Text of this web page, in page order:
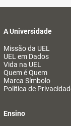
A Universidade
Missão da UEL
UEL em Dados
Vida na UEL
Quem é Quem
Marca Símbolo
Política de
Ensino